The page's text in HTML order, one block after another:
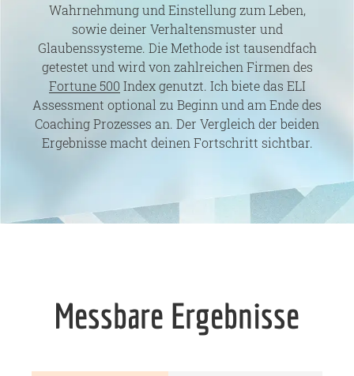
EN
Wahrnehmung und Einstellung zum Leben,
sowie deiner Verhaltensmuster und
Glaubenssysteme. Die Methode ist tausendfach
getestet und wird von zahlreichen Firmen des
Fortune 500 Index genutzt. Ich biete das ELI
Assessment optional zu Beginn und am Ende des
Coaching Prozesses an. Der Vergleich der beiden
Ergebnisse macht deinen Fortschritt sichtbar.
Messbare Ergebnisse